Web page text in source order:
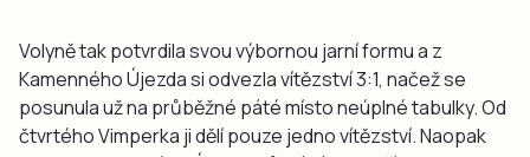
Volyně tak potvrdila svou výbornou jarní formu a z
Kamenného Újezda si odvezla vítězství 3:1, načež se
posunula už na průběžné páté místo neúplné tabulky. Od
čtvrtého Vimperka ji dělí pouze jedno vítězství. Naopak